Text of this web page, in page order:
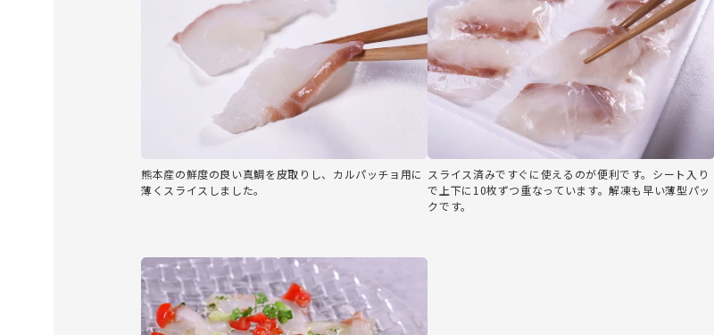
熊本産の鮮度の良い真鯛を皮取りし、カルパッチョ用に
薄くスライスしました。
スライス済みですぐに使えるのが便利です。シート入り
で上下に10枚ずつ重なっています。解凍も早い薄型パッ
クです。